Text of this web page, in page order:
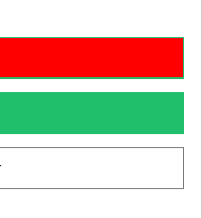
caravelle corto
NO ASISTIDA